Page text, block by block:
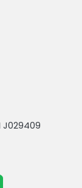
J029409